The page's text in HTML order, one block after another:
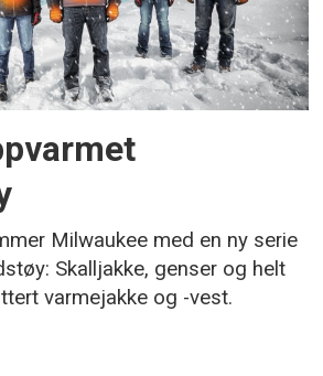
Milwaukee med en ny serie
Skalljakke, genser og helt
varmejakke og -vest.